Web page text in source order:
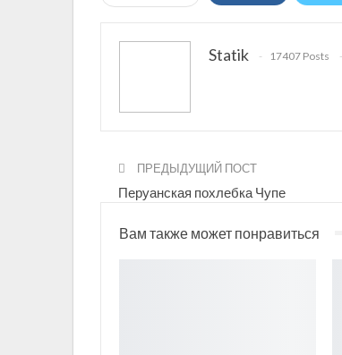
Statik 17407 Posts
ПРЕДЫДУЩИЙ ПОСТ
Перуанская похлебка Чупе
Вам также может понравиться